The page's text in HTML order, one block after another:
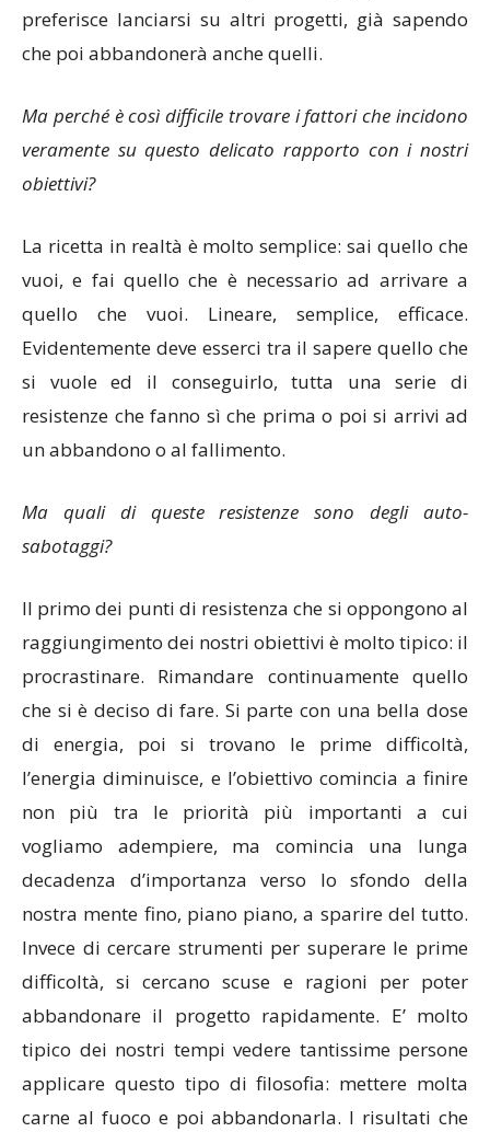
preferisce lanciarsi su altri progetti, già sapendo
che poi abbandonerà anche quelli.
Ma perché è così difficile trovare i fattori che incidono
veramente su questo delicato rapporto con i nostri
obiettivi?
La ricetta in realtà è molto semplice: sai quello che
vuoi, e fai quello che è necessario ad arrivare a
quello che vuoi. Lineare, semplice, efficace.
Evidentemente deve esserci tra il sapere quello che
si vuole ed il conseguirlo, tutta una serie di
resistenze che fanno sì che prima o poi si arrivi ad
un abbandono o al fallimento.
Ma quali di queste resistenze sono degli auto-
sabotaggi?
Il primo dei punti di resistenza che si oppongono al
raggiungimento dei nostri obiettivi è molto tipico: il
procrastinare. Rimandare continuamente quello
che si è deciso di fare. Si parte con una bella dose
di energia, poi si trovano le prime difficoltà,
l’energia diminuisce, e l’obiettivo comincia a finire
non più tra le priorità più importanti a cui
vogliamo adempiere, ma comincia una lunga
decadenza d’importanza verso lo sfondo della
nostra mente fino, piano piano, a sparire del tutto.
Invece di cercare strumenti per superare le prime
difficoltà, si cercano scuse e ragioni per poter
abbandonare il progetto rapidamente. E’ molto
tipico dei nostri tempi vedere tantissime persone
applicare questo tipo di filosofia: mettere molta
carne al fuoco e poi abbandonarla. I risultati che